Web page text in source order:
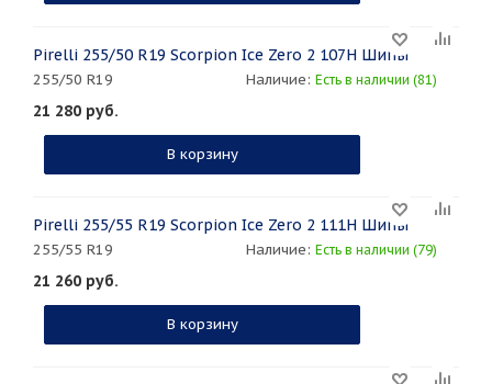
Pirelli 255/50 R19 Scorpion Ice Zero 2 107H Шипы
255/50 R19 Наличие: Есть в наличии (81)
21 280 руб.
В корзину
Pirelli 255/55 R19 Scorpion Ice Zero 2 111H Шипы
255/55 R19 Наличие: Есть в наличии (79)
21 260 руб.
В корзину